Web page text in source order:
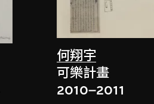
何翔宇
可樂計畫
2010–2011